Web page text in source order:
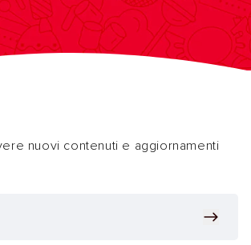
nuovi contenuti e aggiornamenti